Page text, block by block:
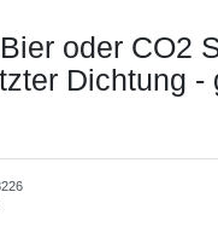
oder CO2
Dichtung -